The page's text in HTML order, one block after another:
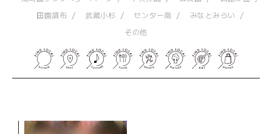
田園調布
武蔵小杉 センター南
みなとみらい
その他